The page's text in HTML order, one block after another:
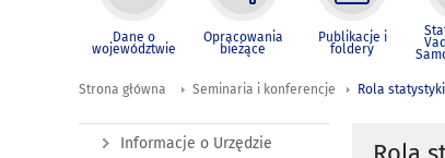
Dane o
województwie
Opracowania
bieżące
Publikacje i
foldery
Strona główna Seminaria i konferencje Rola
Informacje o Urzędzie